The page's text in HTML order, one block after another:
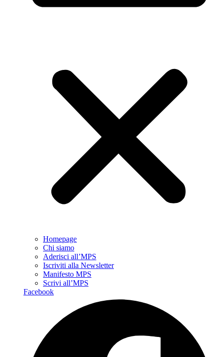
Homepage
Chi siamo
Aderisci all’MPS
Iscriviti alla Newsletter
Manifesto MPS
Scrivi all’MPS
Facebook